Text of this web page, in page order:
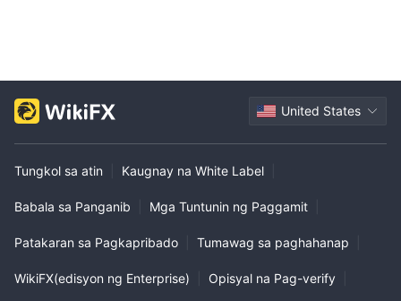
United States
Tungkol sa atin Kaugnay na White Label
Babala sa Panganib Mga Tuntunin ng Paggamit
Patakaran sa Pagkapribado Tumawag sa paghahanap
WikiFX(edisyon ng Enterprise) Opisyal na Pag-verify